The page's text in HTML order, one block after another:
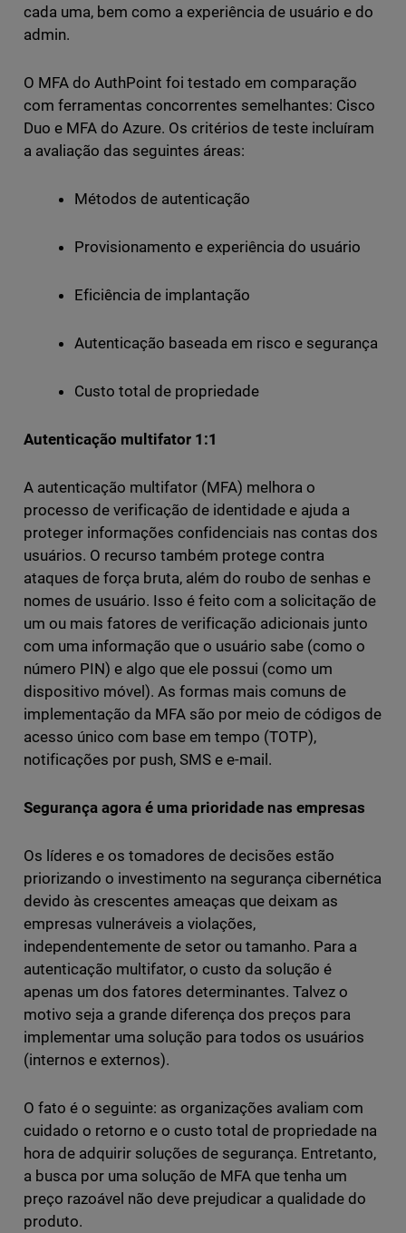
cada uma, bem como a experiência de usuário e do
admin.
O MFA do AuthPoint foi testado em comparação
com ferramentas concorrentes semelhantes: Cisco
Duo e MFA do Azure. Os critérios de teste incluíram
a avaliação das seguintes áreas:
Métodos de autenticação
Provisionamento e experiência do usuário
Eficiência de implantação
Autenticação baseada em risco e segurança
Custo total de propriedade
Autenticação multifator 1:1
A autenticação multifator (MFA) melhora o
processo de verificação de identidade e ajuda a
proteger informações confidenciais nas contas dos
usuários. O recurso também protege contra
ataques de força bruta, além do roubo de senhas e
nomes de usuário. Isso é feito com a solicitação de
um ou mais fatores de verificação adicionais junto
com uma informação que o usuário sabe (como o
número PIN) e algo que ele possui (como um
dispositivo móvel). As formas mais comuns de
implementação da MFA são por meio de códigos de
acesso único com base em tempo (TOTP),
notificações por push, SMS e e-mail.
Segurança agora é uma prioridade nas empresas
Os líderes e os tomadores de decisões estão
priorizando o investimento na segurança cibernética
devido às crescentes ameaças que deixam as
empresas vulneráveis a violações,
independentemente de setor ou tamanho. Para a
autenticação multifator, o custo da solução é
apenas um dos fatores determinantes. Talvez o
motivo seja a grande diferença dos preços para
implementar uma solução para todos os usuários
(internos e externos).
O fato é o seguinte: as organizações avaliam com
cuidado o retorno e o custo total de propriedade na
hora de adquirir soluções de segurança. Entretanto,
a busca por uma solução de MFA que tenha um
preço razoável não deve prejudicar a qualidade do
produto.